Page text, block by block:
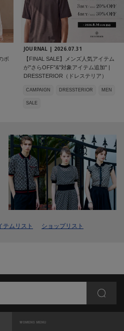
ボ
JOURNAL | 2026.07.31
【FINAL SALE】メンズ人気アイテム
が"さらOFF"&"対象アイテム追加" |
DRESSTERIOR（ドレステリア）
CAMPAIGN DRESSTERIOR MEN
SALE
テムリスト ショップリスト
WOMENS MENU